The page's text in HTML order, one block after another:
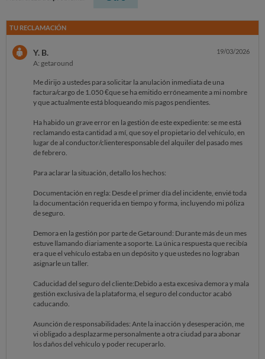
TU RECLAMACIÓN
Y. B.
A: getaround
19/03/2026
Me dirijo a ustedes para solicitar la anulación inmediata de una
factura/cargo de 1.050 €que se ha emitido erróneamente a mi nombre
y que actualmente está bloqueando mis pagos pendientes.
Ha habido un grave error en la gestión de este expediente: se me está
reclamando esta cantidad a mí, que soy el propietario del vehículo, en
lugar de al conductor/clienteresponsable del alquiler del pasado mes
de febrero.
Para aclarar la situación, detallo los hechos:
Documentación en regla: Desde el primer día del incidente, envié toda
la documentación requerida en tiempo y forma, incluyendo mi póliza
de seguro.
Demora en la gestión por parte de Getaround: Durante más de un mes
estuve llamando diariamente a soporte. La única respuesta que recibía
era que el vehículo estaba en un depósito y que ustedes no lograban
asignarle un taller.
Caducidad del seguro del cliente:Debido a esta excesiva demora y mala
gestión exclusiva de la plataforma, el seguro del conductor acabó
caducando.
Asunción de responsabilidades: Ante la inacción y desesperación, me
vi obligado a desplazarme personalmente a otra ciudad para abonar
los daños del vehículo y poder recuperarlo.